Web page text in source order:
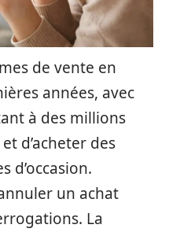
de vente en
années, avec
à des millions
d’acheter des
d’occasion.
un achat
La